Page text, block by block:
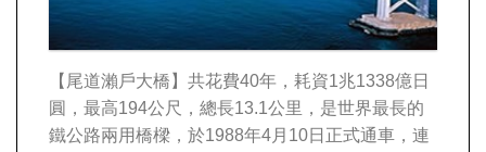
【尾道瀨戶大橋】 共花費40年，耗資1兆1338億日
圓，最高194公尺，總長13.1公里，是世界最長的
鐵公路兩用橋樑，於1988年4月10日正式通車，連